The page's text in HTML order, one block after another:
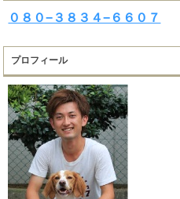
０８０−３８３４−６６０７
プロフィール